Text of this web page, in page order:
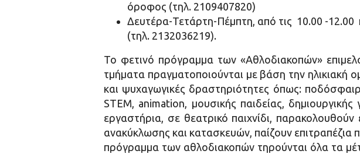
όροφος (τηλ. 2109407820)
Δευτέρα-Τετάρτη-Πέμπτη, από τις 10.00 -
(τηλ. 2132036219).
Το φετινό πρόγραμμα των «Αθλοδιακοπών»
τμήματα πραγματοποιούνται με βάση την ηλικιακή
και ψυχαγωγικές δραστηριότητες όπως:
STEM, animation, μουσικής παιδείας,
εργαστήρια, σε θεατρικό παιχνίδι,
ανακύκλωσης και κατασκευών, παίζουν επιτραπέζια
πρόγραμμα των αθλοδιακοπών τηρούνται όλα τα